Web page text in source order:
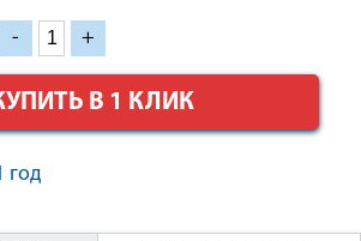
- +
В 1 КЛИК
год